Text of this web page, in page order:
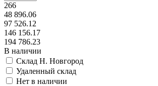
266
48 896.06
97 526.12
146 156.17
194 786.23
В наличии
Склад Н. Новгород
Удаленный склад
Нет в наличии